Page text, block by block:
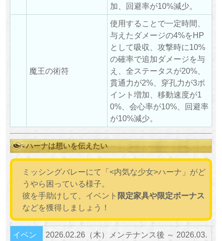
加、回避率が10%減少。
魔王の術符
使用することで一定時間、
与えたダメージの4%をHP
として吸収、攻撃時に10%
の確率で追加ダメージを与
え、全ステータスが20%、
貫通力が2%、穿孔力が3ポ
イント増加、移動速度が1
0%、会心率が10%、回避率
が10%減少。
ハーナは想いを伝えたい
ミッシングバレーにて「<内気な少女>ハーナ」がど
うやら困っている様子。
彼を手助けして、イベント 限定家具や限定ボーナス
などを獲得しましょう！
イベン 2026.02.26（木）メンテナンス後 ～ 2026.03.